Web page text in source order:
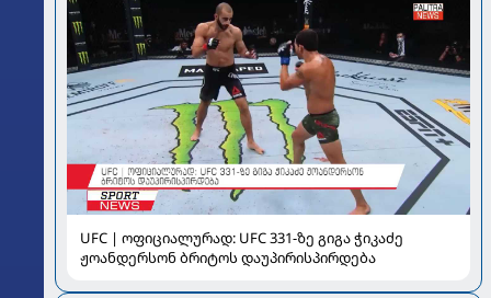
UFC | ოფიციალურად: UFC 331-ზე გიგა ჭიკაძე
ჟოანდერსონ ბრიტოს დაუპირისპირდება